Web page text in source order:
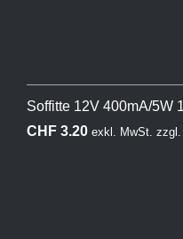
Soffitte 12V 400mA/5W
CHF3.20 exkl. MwSt. zzgl.